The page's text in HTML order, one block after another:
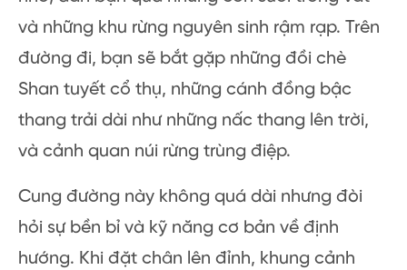
và những khu rừng nguyên sinh rậm rạp. Trên
đường đi, bạn sẽ bắt gặp những đồi chè
Shan tuyết cổ thụ, những cánh đồng bậc
thang trải dài như những nấc thang lên trời,
và cảnh quan núi rừng trùng điệp.
Cung đường này không quá dài nhưng đòi
hỏi sự bền bỉ và kỹ năng cơ bản về định
hướng. Khi đặt chân lên đỉnh, khung cảnh